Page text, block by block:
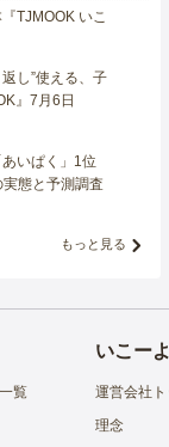
TJMOOK いこ
し”使える、子
』7月6日
いぱく」1位
態と予測調査
もっと見る
覧
いこー
運営会社
理念